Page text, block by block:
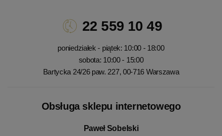
22 559 10 49
poniedziałek - piątek: 10:00 - 18:00
sobota: 10:00 - 15:00
Bartycka 24/26 paw. 227, 00-716 Warszawa
Obsługa sklepu internetowego
Paweł Sobelski